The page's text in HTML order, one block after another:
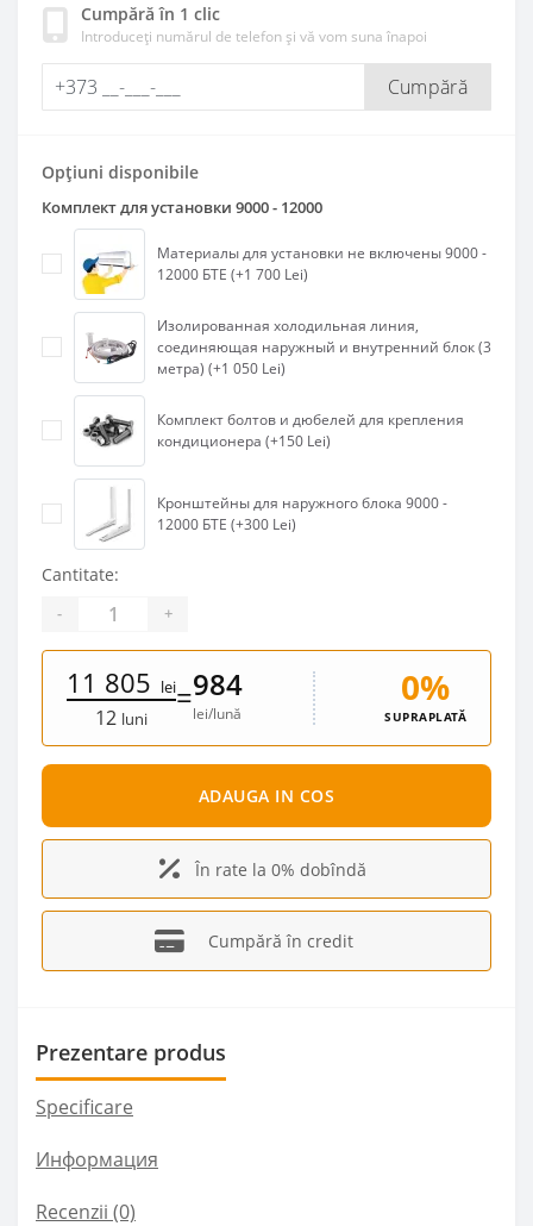
Cumpără în 1 clic
Introduceți numărul de telefon și vă vom suna înapoi
Cumpără
Opțiuni disponibile
Комплект для установки 9000 - 12000
Материалы для установки не включены 9000 -
12000 БТЕ (+1 700 Lei)
Изолированная холодильная линия,
соединяющая наружный и внутренний блок (3
метра) (+1 050 Lei)
Комплект болтов и дюбелей для крепления
кондиционера (+150 Lei)
Кронштейны для наружного блока 9000 -
12000 БТЕ (+300 Lei)
Cantitate:
- +
11 805 lei
12 luni
=984
lei/lună
0%
SUPRAPLATĂ
ADAUGA IN COS
În rate la 0% dobîndă
Cumpără în credit
Prezentare produs
Specificare
Информация
Recenzii (0)